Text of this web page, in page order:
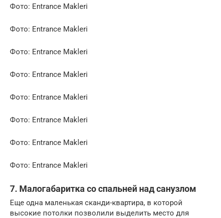
Фото: Entrance Makleri
Фото: Entrance Makleri
Фото: Entrance Makleri
Фото: Entrance Makleri
Фото: Entrance Makleri
Фото: Entrance Makleri
Фото: Entrance Makleri
Фото: Entrance Makleri
7. Малогабаритка со спальней над санузлом
Еще одна маленькая сканди-квартира, в которой
высокие потолки позволили выделить место для